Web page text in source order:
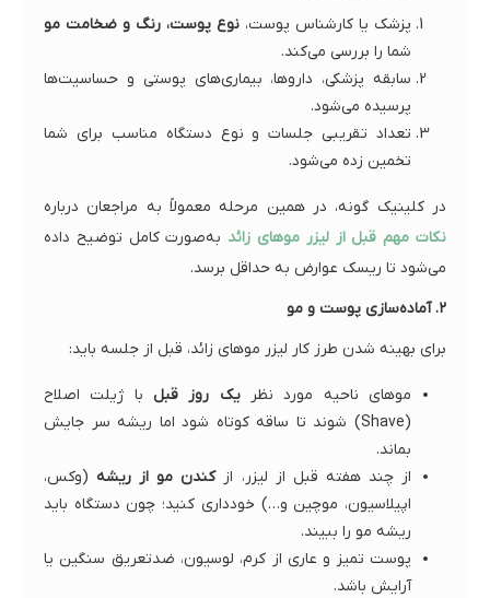
پزشک یا کارشناس پوست، نوع پوست، رنگ و ضخامت مو
شما را بررسی می‌کند.
سابقه پزشکی، داروها، بیماری‌های پوستی و حساسیت‌ها
پرسیده می‌شود.
تعداد تقریبی جلسات و نوع دستگاه مناسب برای شما
تخمین زده می‌شود.
در کلینیک گونه، در همین مرحله معمولاً به مراجعان درباره
نکات مهم قبل از لیزر موهای زائد به‌صورت کامل توضیح داده
می‌شود تا ریسک عوارض به حداقل برسد.
۲. آماده‌سازی پوست و مو
برای بهینه شدن طرز کار لیزر موهای زائد، قبل از جلسه باید:
موهای ناحیه مورد نظریک روز قبل با ژیلت اصلاح
(Shave) شوند تا ساقه کوتاه شود اما ریشه سر جایش
بماند.
از چند هفته قبل از لیزر، ازکندن مو از ریشه (وکس،
اپیلاسیون، موچین و…) خودداری کنید؛ چون دستگاه باید
ریشه مو را ببیند.
پوست تمیز و عاری از کرم، لوسیون، ضدتعریق سنگین یا
آرایش باشد.